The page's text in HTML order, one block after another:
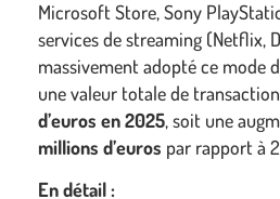
Microsoft Store, Sony
services de streaming (Netflix,
massivement adopté ce mode
une valeur totale de
d’euros en 2025, soit une
millions d’euros par rapport à
En détail :